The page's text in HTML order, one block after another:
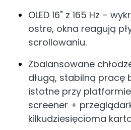
OLED 16" z 165 Hz –
ostre, okna reagują
scrollowaniu.
Zbalansowane
długą, stabilną pracę
istotne przy
screener +
kilkudziesięcioma